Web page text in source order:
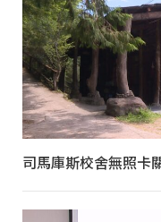
司馬庫斯校舍無照卡